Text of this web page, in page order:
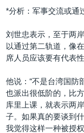
*分析：军事交流或通
刘世忠表示，至于两
以通过第二轨道，像
席人员应该要有代表性
他说：“不是台湾国防
也派出很低阶的，比
库里上课，就表示两
子。如果真的要谈到
我觉得这样一种被授